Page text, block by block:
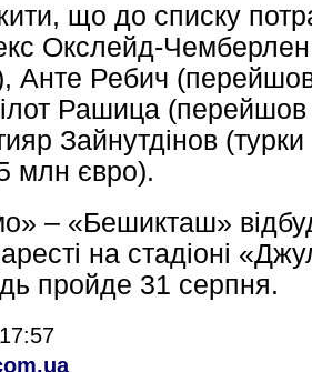
що до списку
Окслейд-
Анте Ребич
Рашица (перейшов
Зайнутдінов
млн євро).
– «Бешикташ»
на стадіоні
пройде 31 серпня.